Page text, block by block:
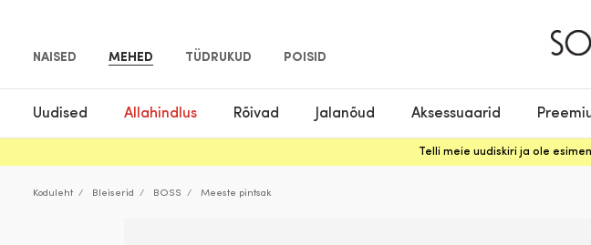
NAISED MEHED TÜDRUKUD POISID
Uudised Allahindlus Rõivad Jalanõud Aksessuaarid
Telli meie uudiskiri ja ole
Koduleht Bleiserid BOSS Meeste pintsak